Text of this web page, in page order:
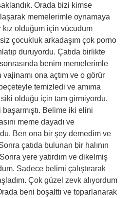
Orada bizi kimse
memelerimle oynamaya
kız olduğum için vücudum
çocukluk arkadaşım çok porno
duruyordu. Çatıda birlikte
benim memelerimle
ona açtım ve o görür
temizledi ve amıma
siki olduğu için tam girmiyordu.
Belime iki elini
meme dayadı ve
Ben ona bir şey demedim ve
çatıda bulunan bir halının
yere yatırdım ve dikelmiş
Sadece belimi çalıştırarak
Çok güzel zevk alıyordum
beni boşalttı ve toparlanarak